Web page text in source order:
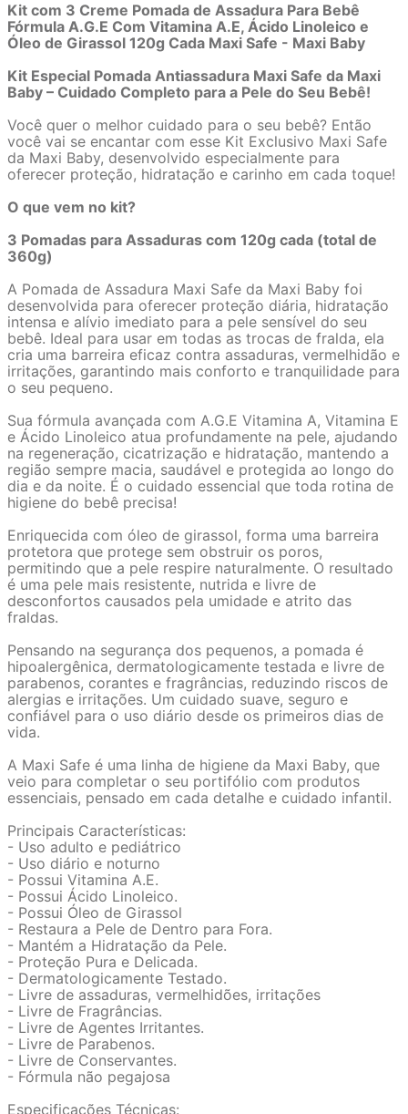
Kit com 3 Creme Pomada de Assadura Para Bebê
Fórmula A.G.E Com Vitamina A.E, Ácido Linoleico e
Óleo de Girassol 120g Cada Maxi Safe - Maxi Baby
Kit Especial Pomada Antiassadura Maxi Safe da Maxi
Baby – Cuidado Completo para a Pele do Seu Bebê!
Você quer o melhor cuidado para o seu bebê? Então
você vai se encantar com esse Kit Exclusivo Maxi Safe
da Maxi Baby, desenvolvido especialmente para
oferecer proteção, hidratação e carinho em cada toque!
O que vem no kit?
3 Pomadas para Assaduras com 120g cada (total de
360g)
A Pomada de Assadura Maxi Safe da Maxi Baby foi
desenvolvida para oferecer proteção diária, hidratação
intensa e alívio imediato para a pele sensível do seu
bebê. Ideal para usar em todas as trocas de fralda, ela
cria uma barreira eficaz contra assaduras, vermelhidão e
irritações, garantindo mais conforto e tranquilidade para
o seu pequeno.
Sua fórmula avançada com A.G.E Vitamina A, Vitamina E
e Ácido Linoleico atua profundamente na pele, ajudando
na regeneração, cicatrização e hidratação, mantendo a
região sempre macia, saudável e protegida ao longo do
dia e da noite. É o cuidado essencial que toda rotina de
higiene do bebê precisa!
Enriquecida com óleo de girassol, forma uma barreira
protetora que protege sem obstruir os poros,
permitindo que a pele respire naturalmente. O resultado
é uma pele mais resistente, nutrida e livre de
desconfortos causados pela umidade e atrito das
fraldas.
Pensando na segurança dos pequenos, a pomada é
hipoalergênica, dermatologicamente testada e livre de
parabenos, corantes e fragrâncias, reduzindo riscos de
alergias e irritações. Um cuidado suave, seguro e
confiável para o uso diário desde os primeiros dias de
vida.
A Maxi Safe é uma linha de higiene da Maxi Baby, que
veio para completar o seu portifólio com produtos
essenciais, pensado em cada detalhe e cuidado infantil.
Principais Características:
- Uso adulto e pediátrico
- Uso diário e noturno
- Possui Vitamina A.E.
- Possui Ácido Linoleico.
- Possui Óleo de Girassol
- Restaura a Pele de Dentro para Fora.
- Mantém a Hidratação da Pele.
- Proteção Pura e Delicada.
- Dermatologicamente Testado.
- Livre de assaduras, vermelhidões, irritações
- Livre de Fragrâncias.
- Livre de Agentes Irritantes.
- Livre de Parabenos.
- Livre de Conservantes.
- Fórmula não pegajosa
Especificações Técnicas: